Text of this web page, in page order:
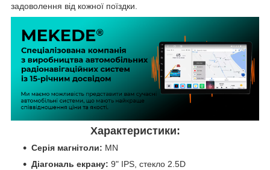
задоволення від кожної поїздки.
Характеристики:
Серія магнітоли: MN
Діагональ екрану: 9" IPS, стекло 2.5D